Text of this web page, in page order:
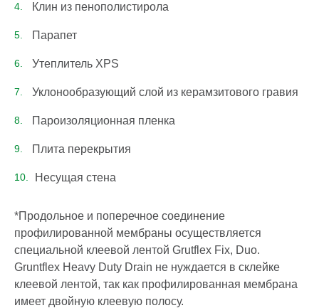
Клин из пенополистирола
Парапет
Утеплитель XPS
Уклонообразующий слой из керамзитового гравия
Пароизоляционная пленка
Плита перекрытия
Несущая стена
*Продольное и поперечное соединение
профилированной мембраны осуществляется
специальной клеевой лентой Grutflex Fix, Duo.
Gruntflex Heavy Duty Drain не нуждается в склейке
клеевой лентой, так как профилированная мембрана
имеет двойную клеевую полосу.